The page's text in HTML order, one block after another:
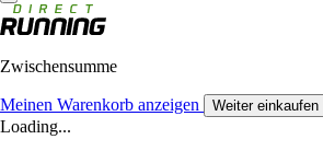
Zwischensumme
Meinen Warenkorb anzeigen Weiter einkaufen
Loading...